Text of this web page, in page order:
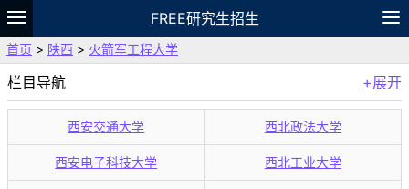
FREE研究生招生
题库
故事 专题
VIP
首页 > 陕西 > 火箭军工程大学
栏目导航 +展开
西安交通大学 西北政法大学
西安电子科技大学 西北工业大学